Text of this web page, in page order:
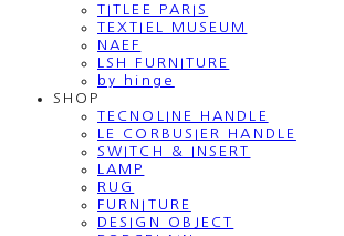
TITLEE PARIS
TEXTIEL MUSEUM
NAEF
LSH FURNITURE
by hinge
SHOP
TECNOLINE HANDLE
LE CORBUSIER HANDLE
SWITCH & INSERT
LAMP
RUG
FURNITURE
DESIGN OBJECT